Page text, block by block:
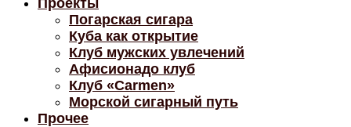
Проекты
Погарская сигара
Куба как открытие
Клуб мужских увлечений
Афисионадо клуб
Клуб «Carmen»
Морской сигарный путь
Прочее